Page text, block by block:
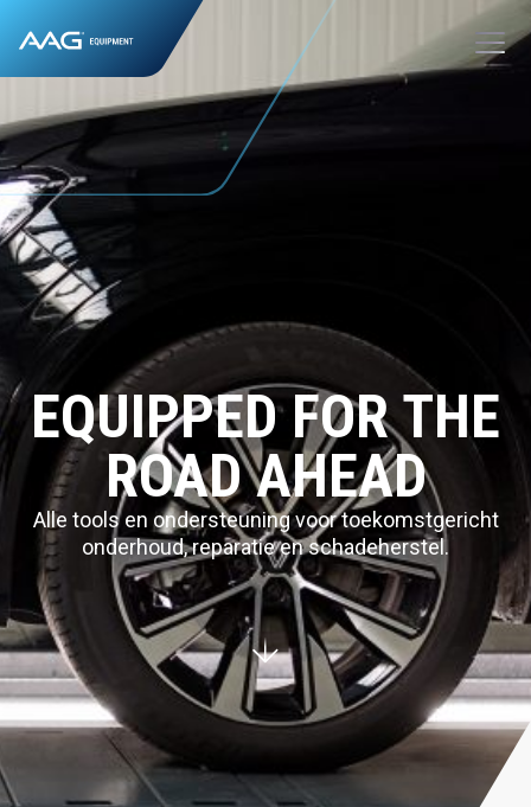
EQUIPPED FOR THE
ROAD AHEAD
Alle tools en ondersteuning voor toekomstgericht
onderhoud, reparatie en schadeherstel.